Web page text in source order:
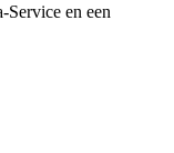
Service en een